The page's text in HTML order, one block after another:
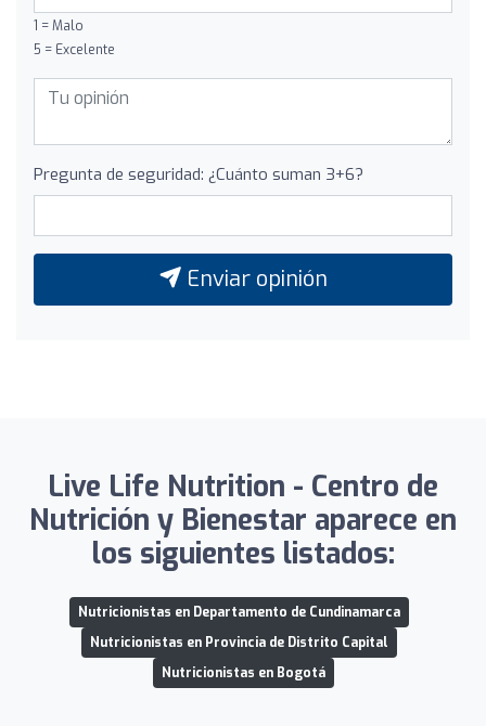
1 = Malo
5 = Excelente
Pregunta de seguridad: ¿Cuánto suman 3+6?
Enviar opinión
Live Life Nutrition - Centro de
Nutrición y Bienestar aparece en
los siguientes listados:
Nutricionistas en Departamento de Cundinamarca
Nutricionistas en Provincia de Distrito Capital
Nutricionistas en Bogotá